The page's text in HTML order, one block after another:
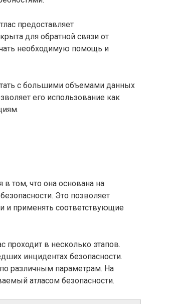
предоставляет
для обратной связи от
необходимую помощь и
с большими объемами данных
его использование как
в том, что она основана на
Это позволяет
и применять соответствующие
проходит в несколько этапов.
инцидентах безопасности.
различным параметрам. На
атласом безопасности.